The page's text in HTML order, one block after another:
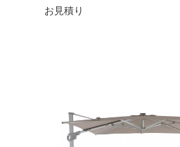
2個付
お見積り